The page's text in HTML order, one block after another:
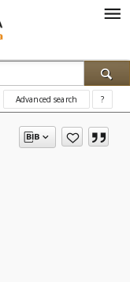
Advanced search ?